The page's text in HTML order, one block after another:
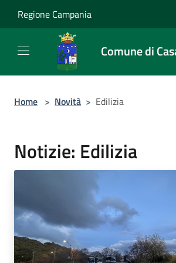
Regione Campania
Comune di
Home > Novità > Edilizia
Notizie: Edilizia